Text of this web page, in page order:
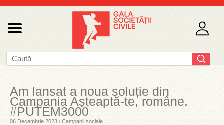
Am lansat a noua soluție din
Campania Așteaptă-te, române.
#PUTEM3000
06 Decembrie 2023 / Campanii sociale